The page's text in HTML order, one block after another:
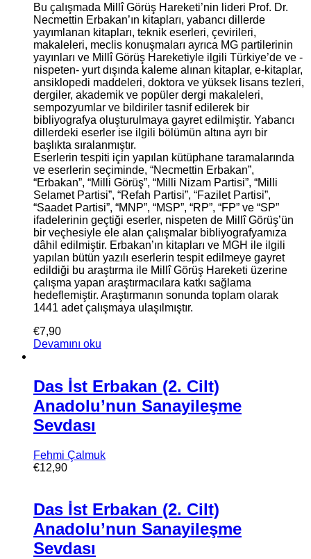
Bu çalışmada Millî Görüş Hareketi’nin lideri Prof. Dr.
Necmettin Erbakan’ın kitapları, yabancı dillerde
yayımlanan kitapları, teknik eserleri, çevirileri,
makaleleri, meclis konuşmaları ayrıca MG partilerinin
yayınları ve Millî Görüş Hareketiyle ilgili Türkiye’de ve -
nispeten- yurt dışında kaleme alınan kitaplar, e-kitaplar,
ansiklopedi maddeleri, doktora ve yüksek lisans tezleri,
dergiler, akademik ve popüler dergi makaleleri,
sempozyumlar ve bildiriler tasnif edilerek bir
bibliyografya oluşturulmaya gayret edilmiştir. Yabancı
dillerdeki eserler ise ilgili bölümün altına ayrı bir
başlıkta sıralanmıştır.
Eserlerin tespiti için yapılan kütüphane taramalarında
ve eserlerin seçiminde, “Necmettin Erbakan”,
“Erbakan”, “Milli Görüş”, “Milli Nizam Partisi”, “Milli
Selamet Partisi”, “Refah Partisi”, “Fazilet Partisi”,
“Saadet Partisi”, “MNP”, “MSP”, “RP”, “FP” ve “SP”
ifadelerinin geçtiği eserler, nispeten de Millî Görüş’ün
bir veçhesiyle ele alan çalışmalar bibliyografyamıza
dâhil edilmiştir. Erbakan’ın kitapları ve MGH ile ilgili
yapılan bütün yazılı eserlerin tespit edilmeye gayret
edildiği bu araştırma ile Millî Görüş Hareketi üzerine
çalışma yapan araştırmacılara katkı sağlama
hedeflemiştir. Araştırmanın sonunda toplam olarak
1441 adet çalışmaya ulaşılmıştır.
€7,90
Devamını oku
Das İst Erbakan (2. Cilt)
Anadolu’nun Sanayileşme
Sevdası
Fehmi Çalmuk
€12,90
Das İst Erbakan (2. Cilt)
Anadolu’nun Sanayileşme
Sevdası